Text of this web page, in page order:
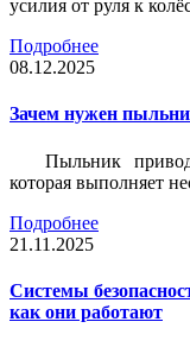
усилия от руля к
Подробнее
08.12.2025
Зачем нужен
Пыльник
которая выполняет
Подробнее
21.11.2025
Системы
как они работают